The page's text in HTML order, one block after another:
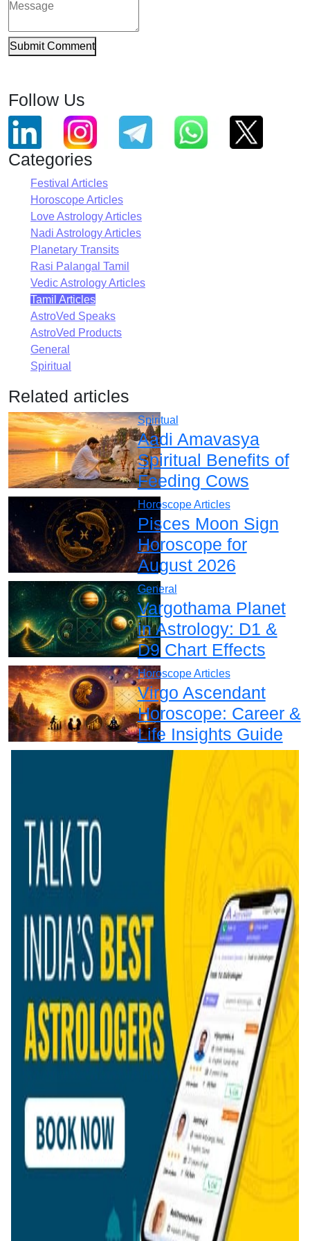
Submit Comment
Follow Us
Categories
Festival Articles
Horoscope Articles
Love Astrology Articles
Nadi Astrology Articles
Planetary Transits
Rasi Palangal Tamil
Vedic Astrology Articles
Tamil Articles
AstroVed Speaks
AstroVed Products
General
Spiritual
Related articles
Spiritual
Aadi Amavasya
Spiritual Benefits of
Feeding Cows
Horoscope Articles
Pisces Moon Sign
Horoscope for
August 2026
General
Vargothama Planet
in Astrology: D1 &
D9 Chart Effects
Horoscope Articles
Virgo Ascendant
Horoscope: Career &
Life Insights Guide